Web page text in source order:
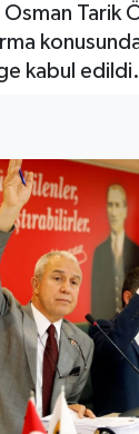
Osman Tarik
kabul edildi.